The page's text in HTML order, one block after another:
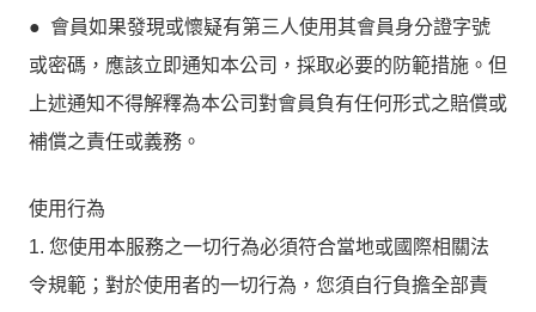
● 會員如果發現或懷疑有第三人使用其會員身分證字號
或密碼，應該立即通知本公司，採取必要的防範措施。但
上述通知不得解釋為本公司對會員負有任何形式之賠償或
補償之責任或義務。
使用行為
1. 您使用本服務之一切行為必須符合當地或國際相關法
令規範；對於使用者的一切行為，您須自行負擔全部責